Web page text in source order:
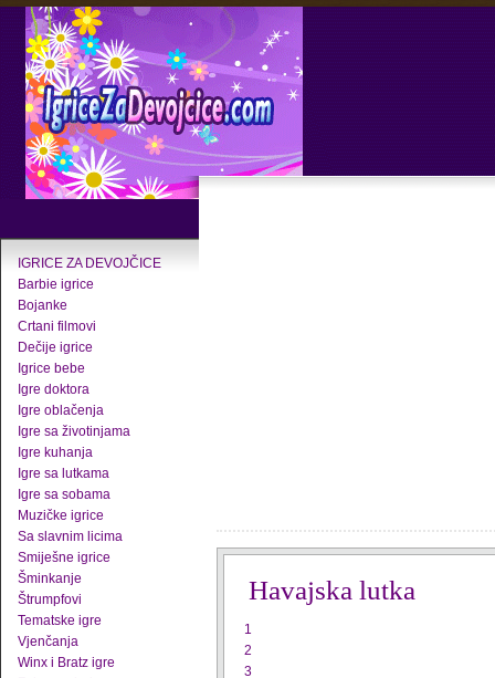
IGRICE ZA DEVOJČICE
Barbie igrice
Bojanke
Crtani filmovi
Dečije igrice
Igrice bebe
Igre doktora
Igre oblačenja
Igre sa životinjama
Igre kuhanja
Igre sa lutkama
Igre sa sobama
Muzičke igrice
Sa slavnim licima
Smiješne igrice
Šminkanje
Štrumpfovi
Tematske igre
Vjenčanja
Winx i Bratz igre
Havajska lutka
1
2
3